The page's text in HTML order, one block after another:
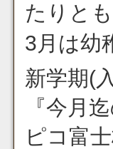
たりと
3月は幼
新学期(
『今月
ピコ富